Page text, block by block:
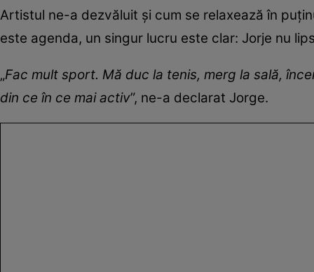
Artistul ne-a dezvăluit și cum se relaxează în
este agenda, un singur lucru este clar: Jorje nu
„Fac mult sport. Mă duc la tenis, merg la sală,
din ce în ce mai activ”, ne-a declarat Jorge.